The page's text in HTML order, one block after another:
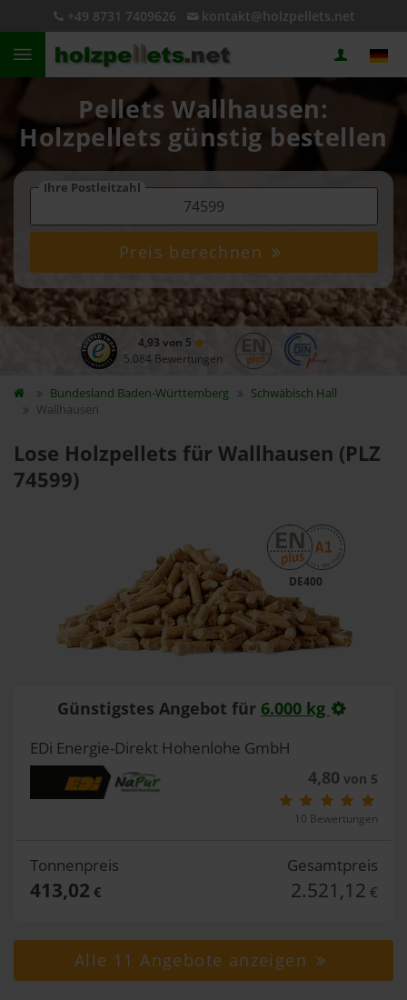
+49 8731 7409626 kontakt@holzpellets.net
Pellets Wallhausen:
Holzpellets günstig bestellen
Ihre Postleitzahl
Preis berechnen
4,93 von 5
5.084 Bewertungen
Bundesland Baden-Württemberg
Schwäbisch Hall
Wallhausen
Lose Holzpellets für Wallhausen (PLZ
74599)
DE400
Günstigstes Angebot für 6.000 kg
EDi Energie-Direkt Hohenlohe GmbH
4,80 von 5
10 Bewertungen
Tonnenpreis
413,02 €
Gesamtpreis
2.521,12 €
Alle 11 Angebote anzeigen